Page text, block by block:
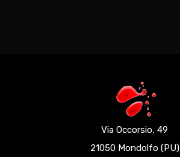
Via Occorsio, 49
21050 Mondolfo (PU)